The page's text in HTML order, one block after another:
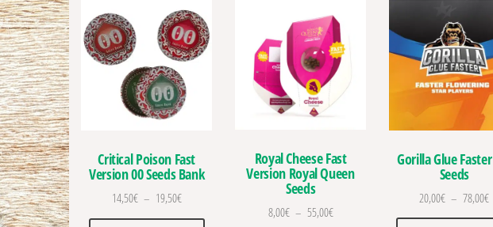
Critical Poison Fast
Version 00 Seeds Bank
14,50€ – 19,50€Plage de prix : 14,50€ à 19,50€
Royal Cheese Fast
Version Royal Queen
Seeds
8,00€ – 55,00€Plage de prix : 8,00€ à 55,00€
Gorilla Glue Faster
Seeds
20,00€ – 78,00€